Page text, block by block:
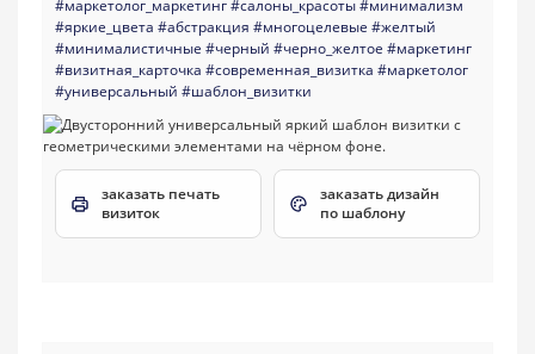
#маркетолог_маркетинг#салоны_красоты#минимализм
#яркие_цвета #абстракция #многоцелевые #желтый
#минималистичные #черный #черно_желтое #маркетинг
#визитная_карточка #современная_визитка #маркетолог
#универсальный #шаблон_визитки
заказать печать
визиток
заказать дизайн
по шаблону